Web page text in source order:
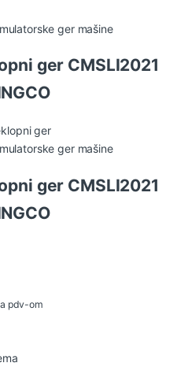
ger mašine
ger CMSLI2021
ger mašine
ger CMSLI2021
pdv-om